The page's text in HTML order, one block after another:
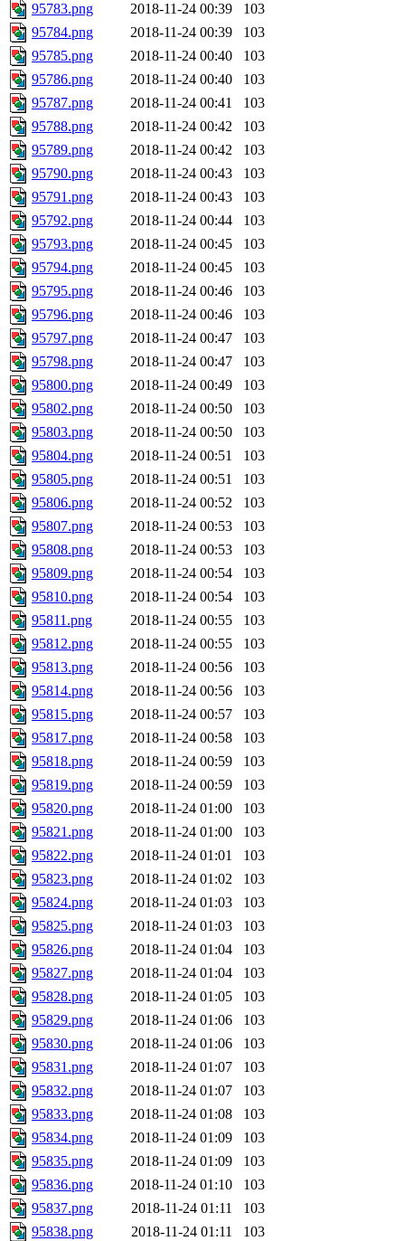
95783.png 2018-11-24 00:39
103
95784.png
2018-11-24 00:39
103
95785.png
2018-11-24 00:40
103
95786.png
2018-11-24 00:40
103
95787.png
2018-11-24 00:41
103
95788.png
2018-11-24 00:42
103
95789.png
2018-11-24 00:42
103
95790.png
2018-11-24 00:43
103
95791.png
2018-11-24 00:43
103
95792.png
2018-11-24 00:44
103
95793.png
2018-11-24 00:45
103
95794.png
2018-11-24 00:45
103
95795.png
2018-11-24 00:46
103
95796.png
2018-11-24 00:46
103
95797.png
2018-11-24 00:47
103
95798.png
2018-11-24 00:47
103
95800.png
2018-11-24 00:49
103
95802.png
2018-11-24 00:50
103
95803.png
2018-11-24 00:50
103
95804.png
2018-11-24 00:51
103
95805.png
2018-11-24 00:51
103
95806.png
2018-11-24 00:52
103
95807.png
2018-11-24 00:53
103
95808.png
2018-11-24 00:53
103
95809.png
2018-11-24 00:54
103
95810.png
2018-11-24 00:54
103
95811.png
2018-11-24 00:55
103
95812.png
2018-11-24 00:55
103
95813.png
2018-11-24 00:56
103
95814.png
2018-11-24 00:56
103
95815.png
2018-11-24 00:57
103
95817.png
2018-11-24 00:58
103
95818.png
2018-11-24 00:59
103
95819.png
2018-11-24 00:59
103
95820.png
2018-11-24 01:00
103
95821.png
2018-11-24 01:00
103
95822.png
2018-11-24 01:01
103
95823.png
2018-11-24 01:02
103
95824.png
2018-11-24 01:03
103
95825.png
2018-11-24 01:03
103
95826.png
2018-11-24 01:04
103
95827.png
2018-11-24 01:04
103
95828.png
2018-11-24 01:05
103
95829.png
2018-11-24 01:06
103
95830.png
2018-11-24 01:06
103
95831.png
2018-11-24 01:07
103
95832.png
2018-11-24 01:07
103
95833.png
2018-11-24 01:08
103
95834.png
2018-11-24 01:09
103
95835.png
2018-11-24 01:09
103
95836.png
2018-11-24 01:10
103
95837.png
2018-11-24 01:11
103
95838.png
2018-11-24 01:11
103